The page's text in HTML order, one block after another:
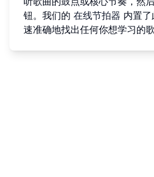
钮。我们的 在线节拍器 内置
速准确地找出任何你想学习的歌